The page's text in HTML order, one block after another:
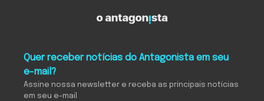
Quer receber notícias do Antagonista em seu
e-mail?
Assine nossa newsletter e receba as principais notícias
em seu e-mail